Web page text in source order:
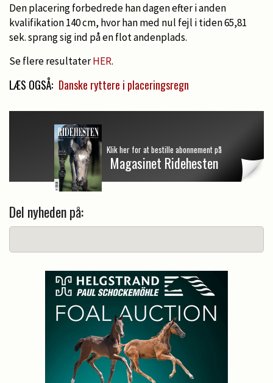
Den placering forbedrede han dagen efter i anden
kvalifikation 140 cm, hvor han med nul fejl i tiden 65,81
sek. sprang sig ind på en flot andenplads.
Se flere resultaterHER.
LÆS OGSÅ: Danske ryttere i placeringsregn
Klik her for at bestille abonnement på
Magasinet Ridehesten
Del nyheden på: